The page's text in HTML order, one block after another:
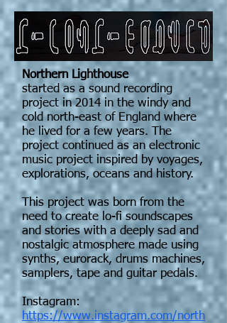
Northern Lighthouse
started as a sound recording
project in 2014 in the windy and
cold north-east of England where
he lived for a few years. The
project continued as an electronic
music project inspired by voyages,
explorations, oceans and history.
This project was born from the
need to create lo-fi soundscapes
and stories with a deeply sad and
nostalgic atmosphere made using
synths, eurorack, drums machines,
samplers, tape and guitar pedals.
Instagram:
https://www.instagram.com/north